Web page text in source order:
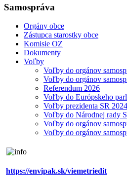
Samospráva
Orgány obce
Zástupca starostky obce
Komisie OZ
Dokumenty
Voľby
Voľby do orgánov
Voľby do orgánov
Referendum 2026
Voľby do Európskeho
Voľby prezidenta SR 2024
Voľby do Národnej rady
Voľby do orgánov
Voľby do orgánov
https://envipak.sk/viemetriedit